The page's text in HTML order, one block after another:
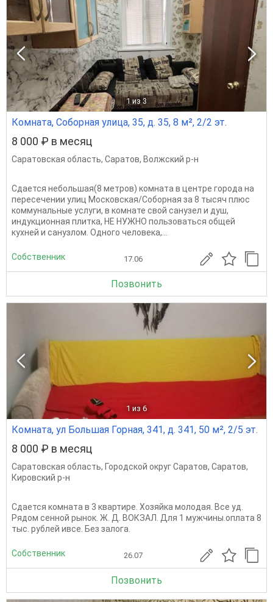
1 из 3
Комната, Соборная улица, 35, д. 35, 8 м², 2/2 эт.
8 000 ₽ в месяц
Саратовская область, Саратов, Волжский р-н
Сдается небольшая(8 метров) комната в центре города на
пересечении улиц Московская/Соборная за 8 тысяч плюс
коммунальные услуги, в комнате свой санузел и душ,
индукционная плитка, НЕ НУЖНО пользоваться общей
кухней и санузлом. Одного человека,...
Собственник 17.06
Позвонить
1 из 6
Комната, ул Большая Горная, 341, д. 341, 50 м², 2/5 эт.
8 000 ₽ в месяц
Саратовская область, Городской округ Саратов, Саратов,
Кировский р-н
Сдается комната в 3 квартире. Хозяйка молодая. Все уд.
Рядом сенной рынок. Ж. Д. ВОКЗАЛ. Для 1 мужчины.оплата 8
тыс. рублей ивсе. Без залога.
Собственник 26.07
Позвонить